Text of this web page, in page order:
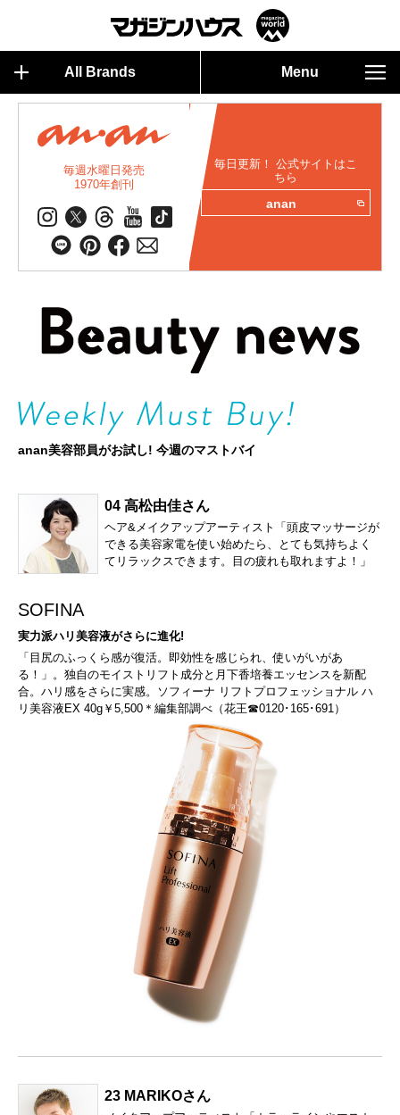
All Brands Menu
毎週水曜日発売
1970年創刊
毎日更新！ 公式サイトはこ
ちら
anan
anan美容部員がお試し! 今週のマストバイ
04 高松由佳さん
ヘア&メイクアップアーティスト「頭皮マッサージが
できる美容家電を使い始めたら、とても気持ちよく
てリラックスできます。目の疲れも取れますよ！」
SOFINA
実力派ハリ美容液がさらに進化!
「目尻のふっくら感が復活。即効性を感じられ、使いがいがあ
る！」。独自のモイストリフト成分と月下香培養エッセンスを新配
合。ハリ感をさらに実感。ソフィーナ リフトプロフェッショナル ハ
リ美容液EX 40g￥5,500＊編集部調べ（花王☎0120･165･691）
23 MARIKOさん